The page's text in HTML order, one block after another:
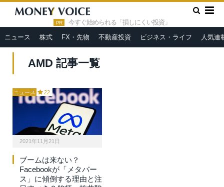
PR 今すぐ始められる「損しにくい投資」
ニュース 株式 FX・先物 不動産投資 ビジネス・ライフ 人気連
HOME » AMD
AMD 記事一覧
ニュース 22
2021年11月21日
ブームは来ない？
Facebookが「メタバー
ス」に傾倒する理由と注